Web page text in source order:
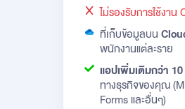
ไม่รองรับการใช้งา
ที่เก็บข้อมูลบน
พนักงานแต่ละราย
แอปเพิ่มเติมกว่า
ทางธุรกิจของคุณ
Forms และอื่นๆ)